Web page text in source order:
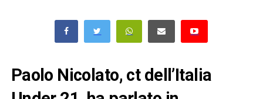
Paolo Nicolato, ct dell’Italia